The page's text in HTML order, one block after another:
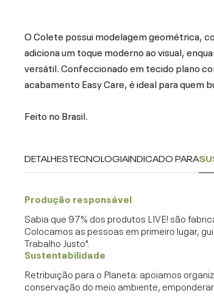
O Colete possui modelagem geométrica,
adiciona um toque moderno ao visual,
versátil. Confeccionado em tecido plano
acabamento Easy Care, é ideal para quem
Feito no Brasil.
DETALHESTECNOLOGIAINDICADO PARA
Produção responsável
Sabia que 97% dos produtos LIVE! são
Colocamos as pessoas em primeiro lugar,
Trabalho Justo".
Sustentabilidade
Retribuição para o Planeta: apoiamos
conservação do meio ambiente,